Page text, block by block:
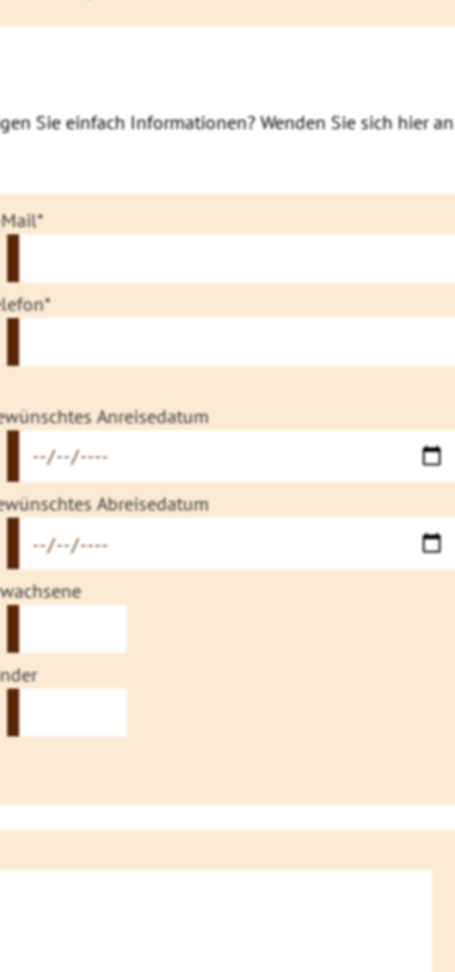
Sie einfach Informationen? Wenden Sie sich hier an
Anreisedatum
Abreisedatum